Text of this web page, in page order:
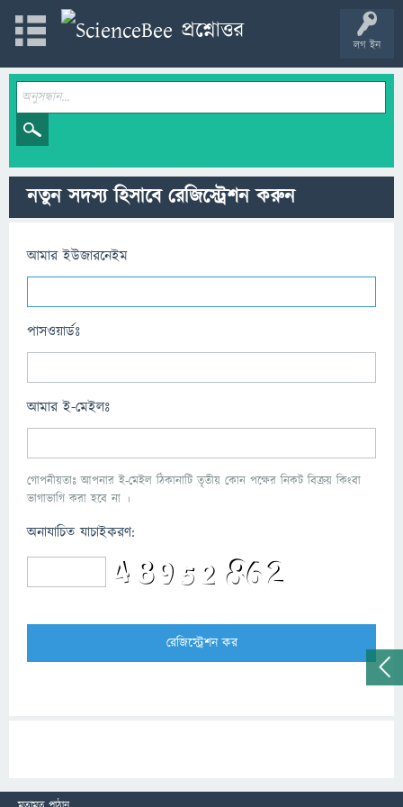
লগ ইন
নতুন সদস্য হিসাবে রেজিস্ট্রেশন করুন
আমার ইউজারনেইম
পাসওয়ার্ডঃ
আমার ই-মেইলঃ
গোপনীয়তাঃ আপনার ই-মেইল ঠিকানাটি তৃতীয় কোন পক্ষের নিকট বিক্রয় কিংবা
ভাগাভাগি করা হবে না ।
অনাযাচিত যাচাইকরণ: